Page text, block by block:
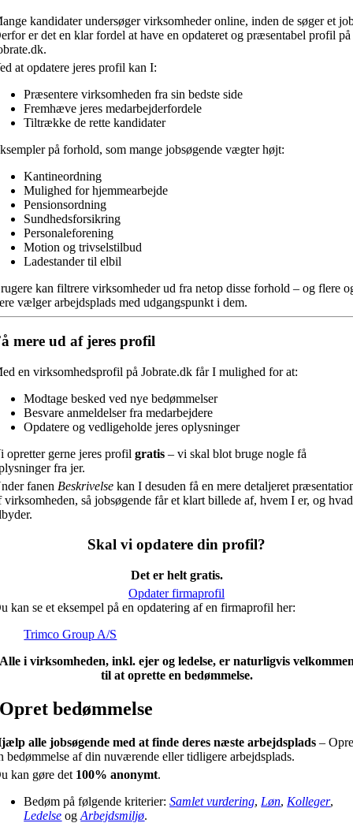
kandidater undersøger virksomheder online, inden de søger et
er det en klar fordel at have en opdateret og præsentabel profil på
at opdatere jeres profil kan I:
Præsentere virksomheden fra sin bedste side
Fremhæve jeres medarbejderfordele
Tiltrække de rette kandidater
på forhold, som mange jobsøgende vægter højt:
Kantineordning
Mulighed for hjemmearbejde
Pensionsordning
Sundhedsforsikring
Personaleforening
Motion og trivselstilbud
Ladestander til elbil
kan filtrere virksomheder ud fra netop disse forhold – og flere
vælger arbejdsplads med udgangspunkt i dem.
mere ud af jeres profil
en virksomhedsprofil på Jobrate.dk får I mulighed for at:
Modtage besked ved nye bedømmelser
Besvare anmeldelser fra medarbejdere
Opdatere og vedligeholde jeres oplysninger
opretter gerne jeres profilgratis – vi skal blot bruge nogle få
fra jer.
fanen Beskrivelse kan I desuden få en mere detaljeret
virksomheden, så jobsøgende får et klart billede af, hvem I er, og
Skal vi opdatere din profil?
Det er helt gratis.
Opdater firmaprofil
kan se et eksempel på en opdatering af en firmaprofil her:
Trimco Group A/S
i virksomheden, inkl. ejer og ledelse, er naturligvis
til at oprette en bedømmelse.
Opret bedømmelse
alle jobsøgende med at finde deres næste arbejdsplads –
bedømmelse af din nuværende eller tidligere arbejdsplads.
kan gøre det 100% anonymt.
Bedøm på følgende kriterier:Samlet vurdering, Løn, Kolleger,
Ledelse ogArbejdsmiljø.